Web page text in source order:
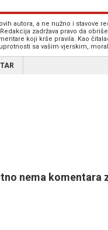
autora, a ne nužno i stavove
zadržava pravo da
koji krše pravila. Kao
sa vašim vjerskim,
nema komentara